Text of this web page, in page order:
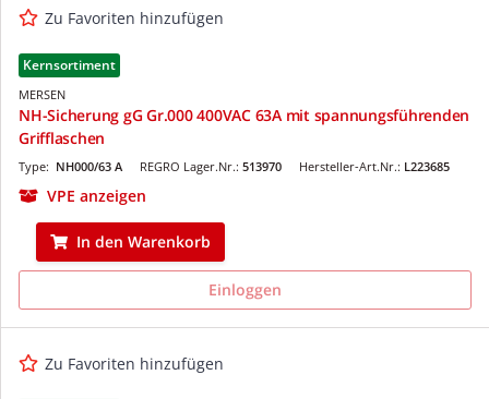
Zu Favoriten hinzufügen
Kernsortiment
MERSEN
NH-Sicherung gG Gr.000 400VAC 63A mit spannungsführenden
Grifflaschen
REGRO Lager.Nr.: 513970
Type: NH000/63 A Hersteller-Art.Nr.: L223685
VPE anzeigen
In den Warenkorb
Einloggen
Zu Favoriten hinzufügen